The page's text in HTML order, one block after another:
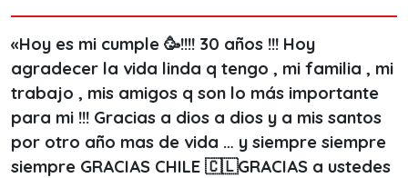
«Hoy es mi cumple 🥳!!!! 30 años !!! Hoy
agradecer la vida linda q tengo , mi familia , mi
trabajo , mis amigos q son lo más importante
para mi !!! Gracias a dios a dios y a mis santos
por otro año mas de vida … y siempre siempre
siempre GRACIAS CHILE 🇨🇱GRACIAS a ustedes